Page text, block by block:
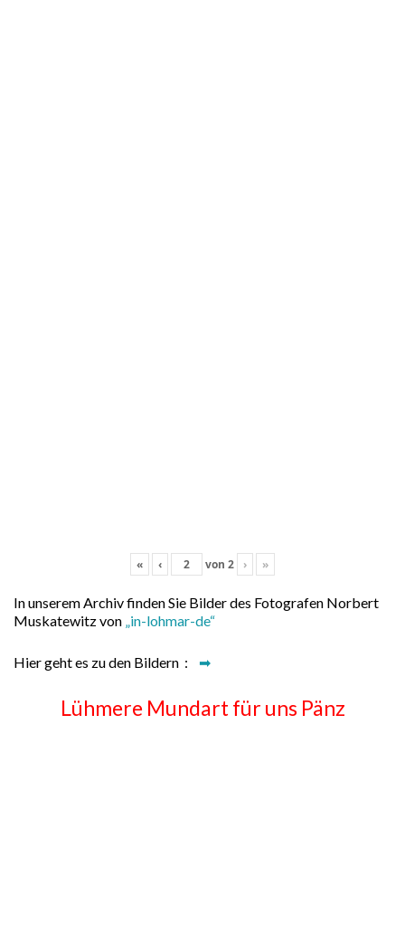
« ‹ von 2 › »
In unserem Archiv finden Sie Bilder des Fotografen Norbert
Muskatewitz von „in-lohmar-de“
Hier geht es zu den Bildern : ➡
Lühmere Mundart für uns Pänz